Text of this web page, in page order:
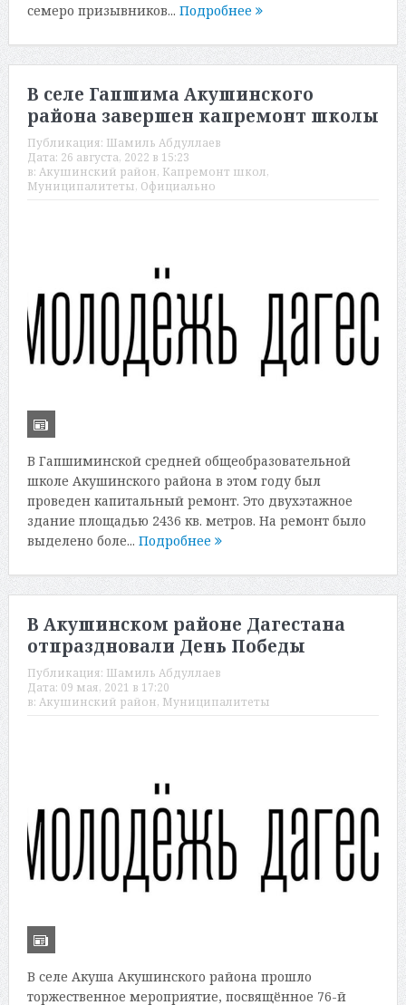
семеро призывников... Подробнее
В селе Гапшима Акушинского
района завершен капремонт школы
Публикация: Шамиль Абдуллаев
Дата: 26 августа, 2022 в 15:23
в: Акушинский район, Капремонт школ,
Муниципалитеты, Официально
В Гапшиминской средней общеобразовательной
школе Акушинского района в этом году был
проведен капитальный ремонт. Это двухэтажное
здание площадью 2436 кв. метров. На ремонт было
выделено боле... Подробнее
В Акушинском районе Дагестана
отпраздновали День Победы
Публикация: Шамиль Абдуллаев
Дата: 09 мая, 2021 в 17:20
в: Акушинский район, Муниципалитеты
В селе Акуша Акушинского района прошло
торжественное мероприятие, посвящённое 76-й